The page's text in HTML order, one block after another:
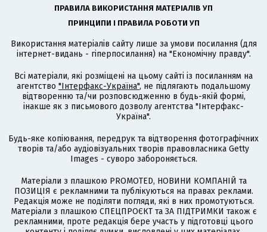
ПРАВИЛА ВИКОРИСТАННЯ МАТЕРІАЛІВ УП
ПРИНЦИПИ І ПРАВИЛА РОБОТИ УП
Використання матеріалів сайту лише за умови посилання (для
інтернет-видань - гіперпосилання) на "Економічну правду".
Всі матеріали, які розміщені на цьому сайті із посиланням на
агентство "Інтерфакс-Україна", не підлягають подальшому
відтворенню та/чи розповсюдженню в будь-якій формі,
інакше як з письмового дозволу агентства "Інтерфакс-
Україна".
Будь-яке копіювання, передрук та відтворення фотографічних
творів та/або аудіовізуальних творів правовласника Getty
Images - суворо забороняється.
Матеріали з плашкою PROMOTED, НОВИНИ КОМПАНІЙ та
ПОЗИЦІЯ є рекламними та публікуються на правах реклами.
Редакція може не поділяти погляди, які в них промотуються.
Матеріали з плашкою СПЕЦПРОЄКТ та ЗА ПІДТРИМКИ також є
рекламними, проте редакція бере участь у підготовці цього